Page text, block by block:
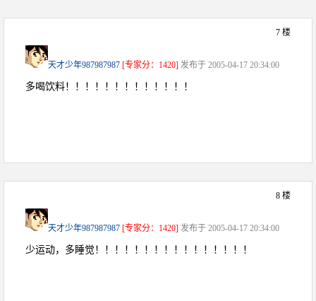
7 楼
天才少年987987987 [专家分：1420] 发布于 2005-04-17 20:34:00
多喝饮料！！！！！！！！！！！！！
8 楼
天才少年987987987 [专家分：1420] 发布于 2005-04-17 20:34:00
少运动，多睡觉！！！！！！！！！！！！！！！！